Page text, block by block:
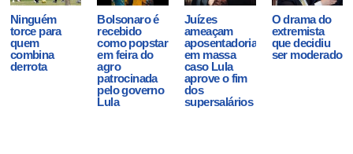
Ninguém
torce para
quem
combina
derrota
Bolsonaro é
recebido
como popstar
em feira do
agro
patrocinada
pelo governo
Lula
Juízes
ameaçam
aposentadoria
em massa
caso Lula
aprove o fim
dos
supersalários
O drama do
extremista
que decidiu
ser moderado